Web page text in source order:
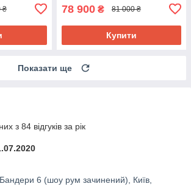
₴ 78 900 ₴ 81 000 ₴
Купити
Показати ще
з 84 відгуків за рік
6 (шоу рум зачинений), Київ,